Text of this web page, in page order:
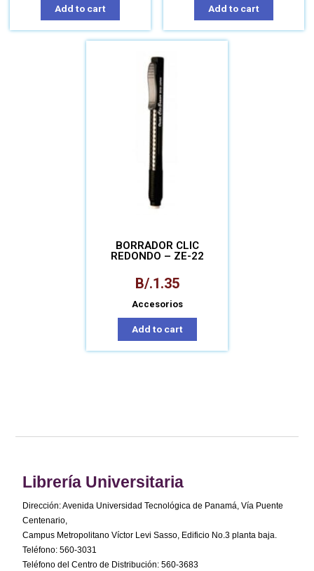
Add to cart Add to cart
BORRADOR CLIC
REDONDO – ZE-22
B/.1.35
Accesorios
Add to cart
Librería Universitaria
Dirección: Avenida Universidad Tecnológica de Panamá, Vía Puente
Centenario,
Campus Metropolitano Víctor Levi Sasso, Edificio No.3 planta baja.
Teléfono: 560-3031
Teléfono del Centro de Distribución: 560-3683